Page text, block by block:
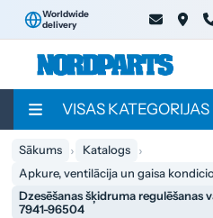
Worldwide
delivery
VISAS KATEGORIJAS
Sākums
Katalogs
Apkure, ventilācija un gaisa
Dzesēšanas šķidruma regulēšanas
7941-96504